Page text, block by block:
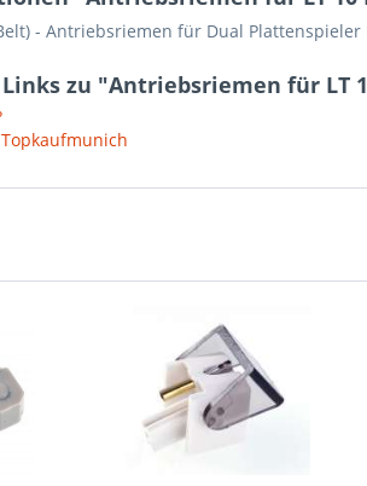
- Antriebsriemen für Dual Plattenspieler
zu "Antriebsriemen für LT